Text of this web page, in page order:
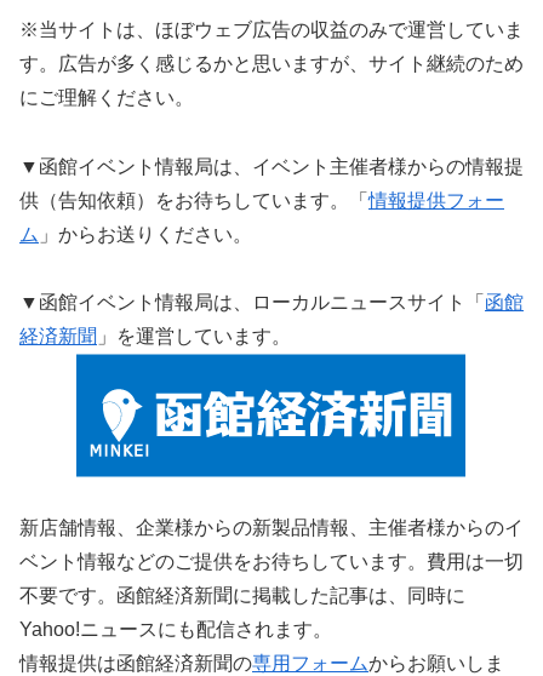
※当サイトは、ほぼウェブ広告の収益のみで運営していま
す。広告が多く感じるかと思いますが、サイト継続のため
にご理解ください。
▼函館イベント情報局は、イベント主催者様からの情報提
供（告知依頼）をお待ちしています。「情報提供フォー
ム 」からお送りください。
▼函館イベント情報局は、ローカルニュースサイト「 函館
経済新聞 」を運営しています。
新店舗情報、企業様からの新製品情報、主催者様からのイ
ベント情報などのご提供をお待ちしています。費用は一切
不要です。函館経済新聞に掲載した記事は、同時に
Yahoo!ニュースにも配信されます。
情報提供は函館経済新聞の専用フォームからお願いしま